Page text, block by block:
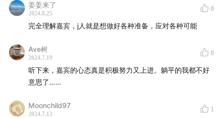
【互动方式】
搜索wx：shirleyxiaoling 并标记听友，即可加入听友群。
欢迎各位综艺粉丝、电视儿童，或者任何喜好听我们唠嗑
姜姜来了
2024.8.25
0
完全理解嘉宾，j人就是想做好各种准备，应对各种可能
Ave树
2024.7.19
0
听下来，嘉宾的心态真是积极努力又上进。躺平的我都不好
意思了……
Moonchild97
2024.7.13
1